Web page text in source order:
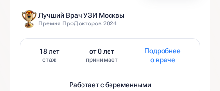
Лучший Врач УЗИ Москвы
Премия ПроДокторов 2024
18 лет
стаж
от 0 лет
принимает
Подробнее
о враче
Работает с беременными